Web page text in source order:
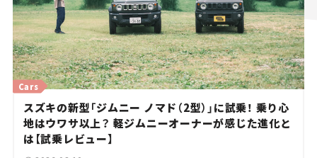
スズキの新型「ジムニー ノマド（2型）」に試乗！ 乗り心
地はウワサ以上？ 軽ジムニーオーナーが感じた進化と
は【試乗レビュー】
Cars